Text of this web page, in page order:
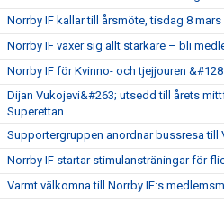
Norrby IF kallar till årsmöte, tisdag 8 mars
Norrby IF växer sig allt starkare – bli
Norrby IF för Kvinno- och tjejjouren
Dijan Vukojevi&#263; utsedd till årets
Superettan
Supportergruppen anordnar bussresa till
Norrby IF startar stimulansträningar för
Varmt välkomna till Norrby IF:s